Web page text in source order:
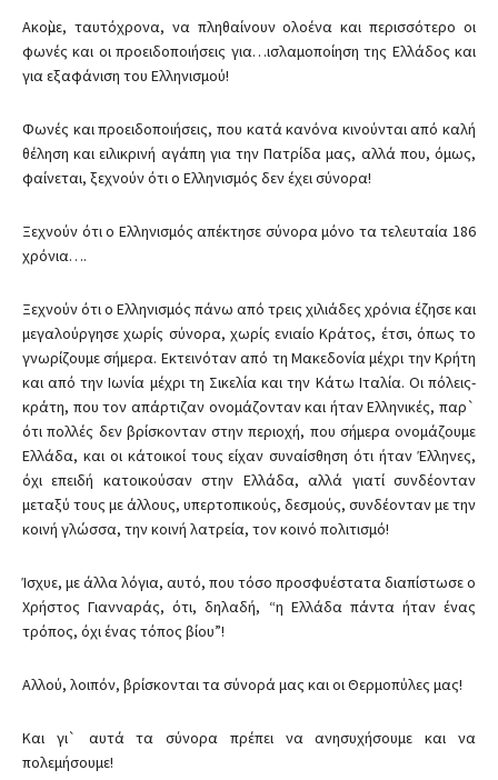
Ακοὺμε, ταυτόχρονα, να πληθαίνουν ολοένα και περισσότερο οι
φωνές και οι προειδοποιήσεις για…ισλαμοποίηση της Ελλάδος και
για εξαφάνιση του Ελληνισμού!
Φωνές και προειδοποιήσεις, που κατά κανόνα κινούνται από καλή
θέληση και ειλικρινή αγάπη για την Πατρίδα μας, αλλά που, όμως,
φαίνεται, ξεχνούν ότι ο Ελληνισμός δεν έχει σύνορα!
Ξεχνούν ότι ο Ελληνισμός απέκτησε σύνορα μόνο τα τελευταία 186
χρόνια….
Ξεχνούν ότι ο Ελληνισμός πάνω από τρεις χιλιάδες χρόνια έζησε και
μεγαλούργησε χωρίς σύνορα, χωρίς ενιαίο Κράτος, έτσι, όπως το
γνωρίζουμε σήμερα. Εκτεινόταν από τη Μακεδονία μέχρι την Κρήτη
και από την Ιωνία μέχρι τη Σικελία και την Κάτω Ιταλία. Οι πόλεις-
κράτη, που τον απάρτιζαν ονομάζονταν και ήταν Ελληνικές, παρ`
ότι πολλές δεν βρίσκονταν στην περιοχή, που σήμερα ονομάζουμε
Ελλάδα, και οι κάτοικοί τους είχαν συναίσθηση ότι ήταν Έλληνες,
όχι επειδή κατοικούσαν στην Ελλάδα, αλλά γιατί συνδέονταν
μεταξύ τους με άλλους, υπερτοπικούς, δεσμούς, συνδέονταν με την
κοινή γλώσσα, την κοινή λατρεία, τον κοινό πολιτισμό!
Ίσχυε, με άλλα λόγια, αυτό, που τόσο προσφυέστατα διαπίστωσε ο
Χρήστος Γιανναράς, ότι, δηλαδή, “η Ελλάδα πάντα ήταν ένας
τρόπος, όχι ένας τόπος βίου”!
Αλλού, λοιπόν, βρίσκονται τα σύνορά μας και οι Θερμοπύλες μας!
Και γι` αυτά τα σύνορα πρέπει να ανησυχήσουμε και να
πολεμήσουμε!